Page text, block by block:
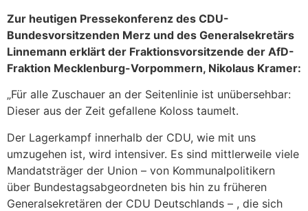
Zur heutigen Pressekonferenz des CDU-
Bundesvorsitzenden Merz und des Generalsekretärs
Linnemann erklärt der Fraktionsvorsitzende der AfD-
Fraktion Mecklenburg-Vorpommern, Nikolaus Kramer:
„Für alle Zuschauer an der Seitenlinie ist unübersehbar:
Dieser aus der Zeit gefallene Koloss taumelt.
Der Lagerkampf innerhalb der CDU, wie mit uns
umzugehen ist, wird intensiver. Es sind mittlerweile viele
Mandatsträger der Union – von Kommunalpolitikern
über Bundestagsabgeordneten bis hin zu früheren
Generalsekretären der CDU Deutschlands – , die sich